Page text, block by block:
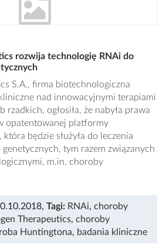
rozwija technologię RNAi do
S.A., firma biotechnologiczna
nad innowacyjnymi terapiami
rzadkich, ogłosiła, że nabyła prawa
opatentowanej platformy
będzie służyła do leczenia
tym razem związanych
m.in. choroby
, Tagi: RNAi, choroby
Therapeutics, choroby
Huntingtona, badania kliniczne